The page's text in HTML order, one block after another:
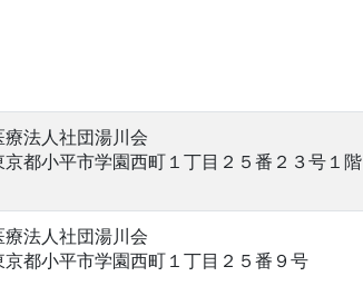
療法人社団湯川会
京都小平市学園西町１丁目２５番２３号１階
療法人社団湯川会
京都小平市学園西町１丁目２５番９号